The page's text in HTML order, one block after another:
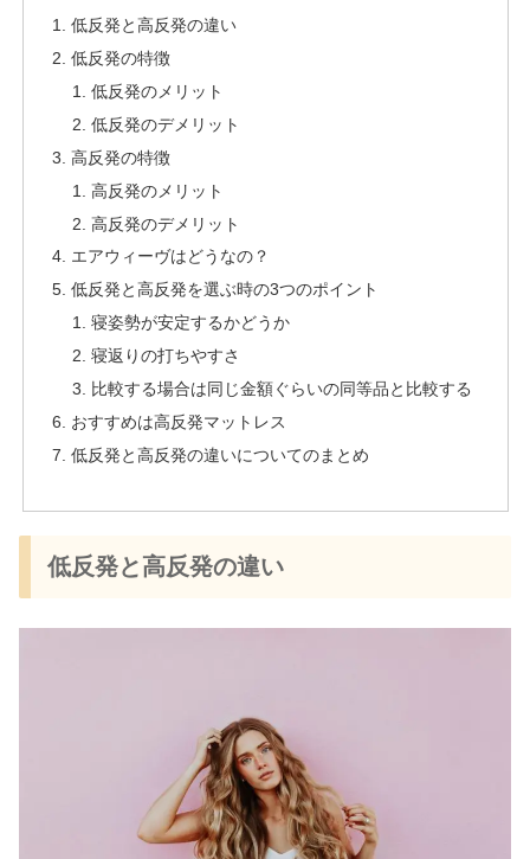
低反発と高反発の違い
低反発の特徴
低反発のメリット
低反発のデメリット
高反発の特徴
高反発のメリット
高反発のデメリット
エアウィーヴはどうなの？
低反発と高反発を選ぶ時の3つのポイント
寝姿勢が安定するかどうか
寝返りの打ちやすさ
比較する場合は同じ金額ぐらいの同等品と比較する
おすすめは高反発マットレス
低反発と高反発の違いについてのまとめ
低反発と高反発の違い